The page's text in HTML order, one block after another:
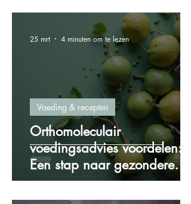
Orthomoleculair
voedingsadvies voordelen:
Een stap naar gezondere
voeding
Voeding & recepten
25 mrt 4 minuten om te lezen